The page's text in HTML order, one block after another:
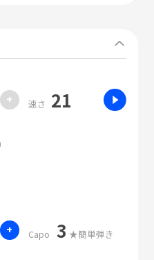
+ 速さ 21
+ Capo 3 ★簡単弾き